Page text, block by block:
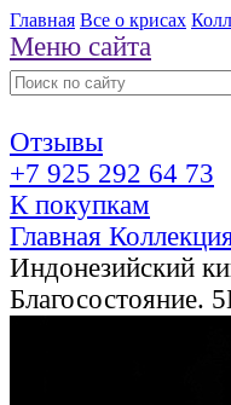
Главная Все о крисах
Меню сайта
Отзывы
+7 925 292 64 73
К покупкам
Главная
Индонезийский
Благосостояние.